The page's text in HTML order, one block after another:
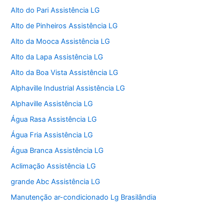
Alto do Pari Assistência LG
Alto de Pinheiros Assistência LG
Alto da Mooca Assistência LG
Alto da Lapa Assistência LG
Alto da Boa Vista Assistência LG
Alphaville Industrial Assistência LG
Alphaville Assistência LG
Água Rasa Assistência LG
Água Fria Assistência LG
Água Branca Assistência LG
Aclimação Assistência LG
grande Abc Assistência LG
Manutenção ar-condicionado Lg Brasilândia